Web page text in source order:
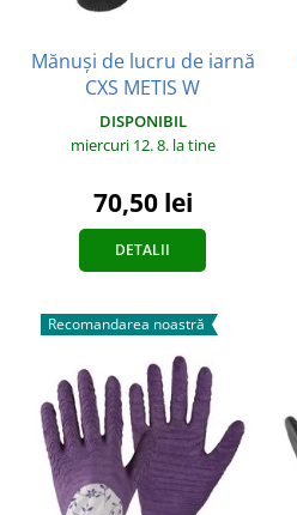
Mănuși de lucru de iarnă
CXS METIS W
DISPONIBIL
miercuri 12. 8. la tine
70,50 lei
DETALII
Recomandarea noastră